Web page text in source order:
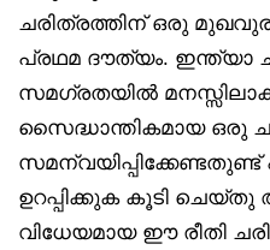
ചരിത്രത്തിന് ഒരു
പ്രഥമ ദൗത്യം. ഇന്ത്യാ
സമഗ്രതയിൽ
സൈദ്ധാന്തികമായ ഒരു
ഉറപ്പിക്കുക കൂടി ചെയ്തു
വിധേയമായ ഈ രീതി